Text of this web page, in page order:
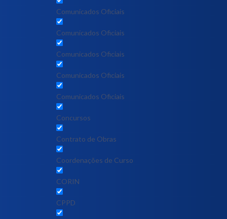
Comunicados Oficiais
Comunicados Oficiais
Comunicados Oficiais
Comunicados Oficiais
Comunicados Oficiais
Concursos
Contrato de Obras
Coordenações de Curso
CORIN
CPPD